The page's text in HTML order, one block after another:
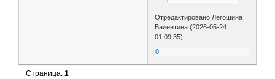
Отредактировано Легошина
Валентина (2026-05-24
01:09:35)
0
Страница:1